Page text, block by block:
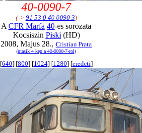
40-0090-7
(-> 91 53 0 40 0090 3)
A CFR Marfa 40-es sorozata
Kocsiszin Piski (HD)
2008, Majus 28., Cristian Prata
(masik 4 kep a 40-0090-7-rol)
[640] [800] [1024] [1280] [eredeti]